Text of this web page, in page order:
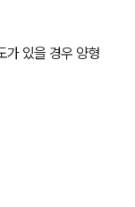
가 있을 경우 양형